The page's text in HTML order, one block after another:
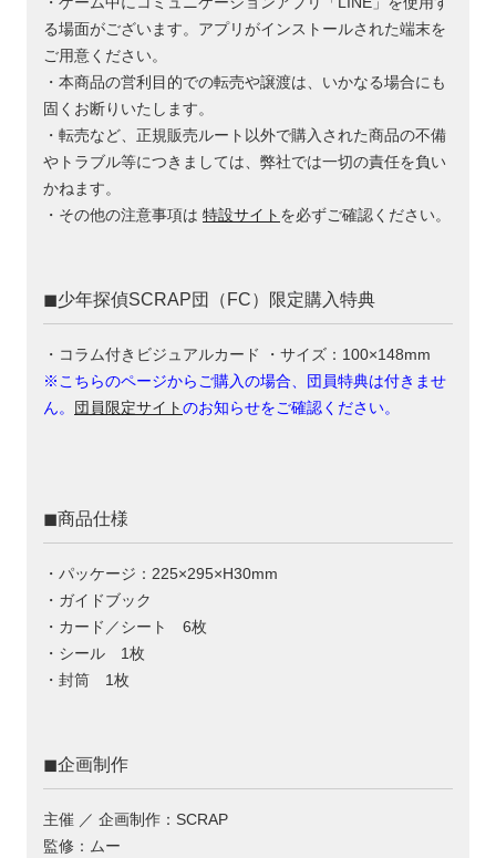
る場面がございます。アプリがインストールされた端末を
ご用意ください。
・本商品の営利目的での転売や譲渡は、いかなる場合にも
固くお断りいたします。
・転売など、正規販売ルート以外で購入された商品の不備
やトラブル等につきましては、弊社では一切の責任を負い
かねます。
・その他の注意事項は 特設サイト を必ずご確認ください。
◼︎少年探偵SCRAP団（FC）限定購入特典
・コラム付きビジュアルカード ・サイズ：100×148mm
※こちらのページからご購入の場合、団員特典は付きませ
ん。 団員限定サイトのお知らせをご確認ください。
◼︎商品仕様
・パッケージ：225×295×H30mm
・ガイドブック
・カード／シート 6枚
・シール 1枚
・封筒 1枚
◼︎企画制作
主催 ／ 企画制作：SCRAP
監修：ムー